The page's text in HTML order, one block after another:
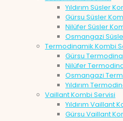
Yıldırım Süsler
Gürsu Süsler
Nilüfer Süsler
Osmangazi
Termodinamik Kombi
Gürsu
Nilüfer
Osmangazi
Yıldırım
Vaillant Kombi Servisi
Yıldırım Vaillant
Gürsu Vaillant